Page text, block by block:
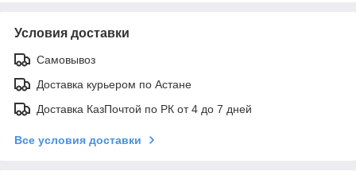
Условия доставки
Самовывоз
Доставка курьером по Астане
Доставка КазПочтой по РК от 4 до 7 дней
Все условия доставки